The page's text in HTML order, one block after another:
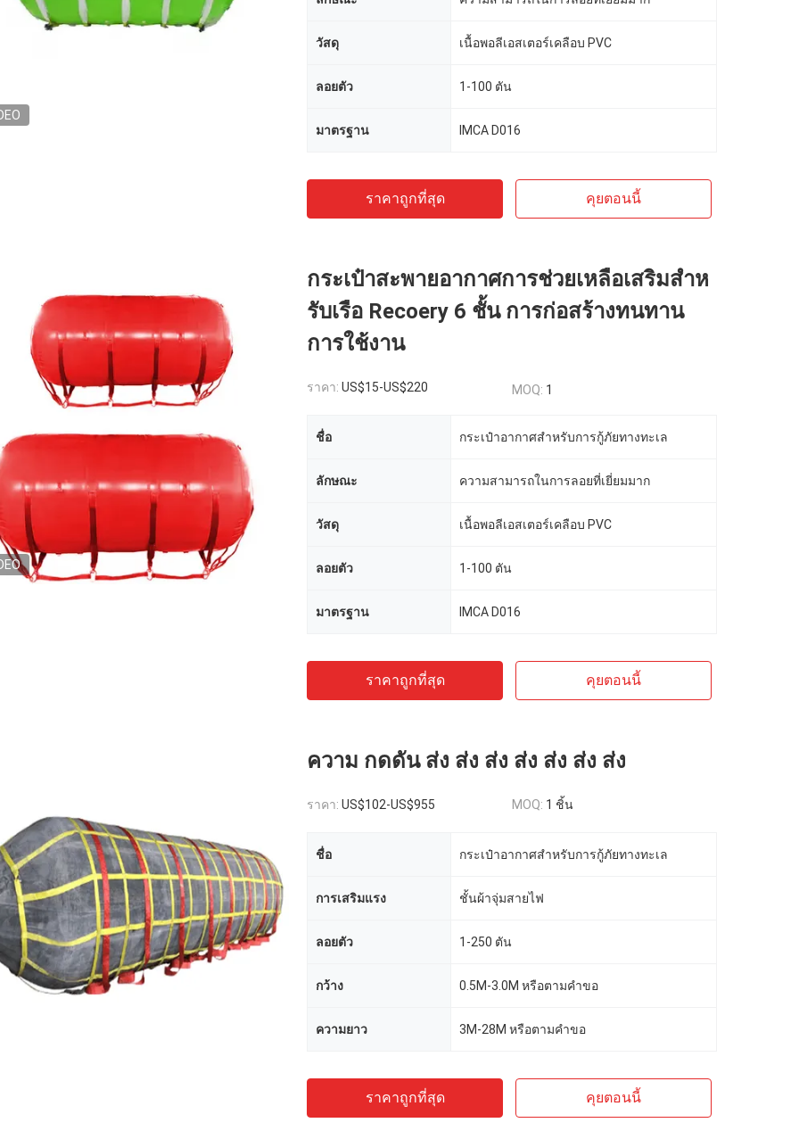
วัสดุ เนื้อพอลีเอสเตอร์เคลือบ PVC
ลอยตัว 1-100 ตัน
มาตรฐาน IMCA D016
ราคาถูกที่สุด คุยตอนนี้
กระเป๋าสะพายอากาศการช่วยเหลือเสริมสําห
รับเรือ Recoery 6 ชั้น การก่อสร้างทนทาน
การใช้งาน
ราคา: US$15-US$220 MOQ: 1
ชื่อ กระเป๋าอากาศสําหรับการกู้ภัยทางทะเล
ลักษณะ ความสามารถในการลอยที่เยี่ยมมาก
วัสดุ เนื้อพอลีเอสเตอร์เคลือบ PVC
ลอยตัว 1-100 ตัน
มาตรฐาน IMCA D016
ราคาถูกที่สุด คุยตอนนี้
ความ กดดัน ส่ง ส่ง ส่ง ส่ง ส่ง ส่ง ส่ง
ราคา: US$102-US$955 MOQ: 1 ชิ้น
ชื่อ กระเป๋าอากาศสําหรับการกู้ภัยทางทะเล
การเสริมแรง ชั้นผ้าจุ่มสายไฟ
ลอยตัว 1-250 ตัน
กว้าง 0.5M-3.0M หรือตามคําขอ
ความยาว 3M-28M หรือตามคำขอ
ราคาถูกที่สุด คุยตอนนี้